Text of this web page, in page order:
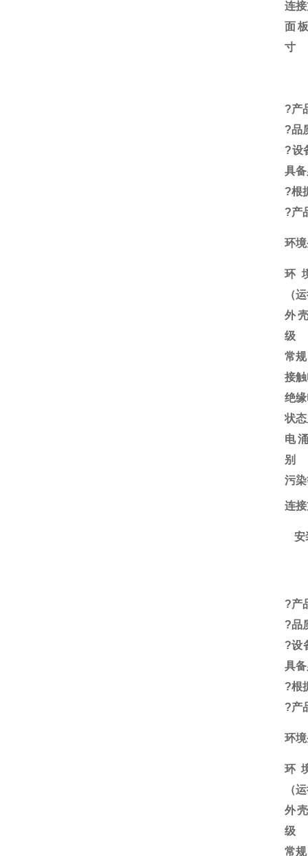
连
面
寸
?产
?品
?设
具
?根
?产
环
环
（
外
级
常规
接
绝
状
电
别
污
连
安
?产
?品
?设
具
?根
?产
环
环
（
外
级
常规